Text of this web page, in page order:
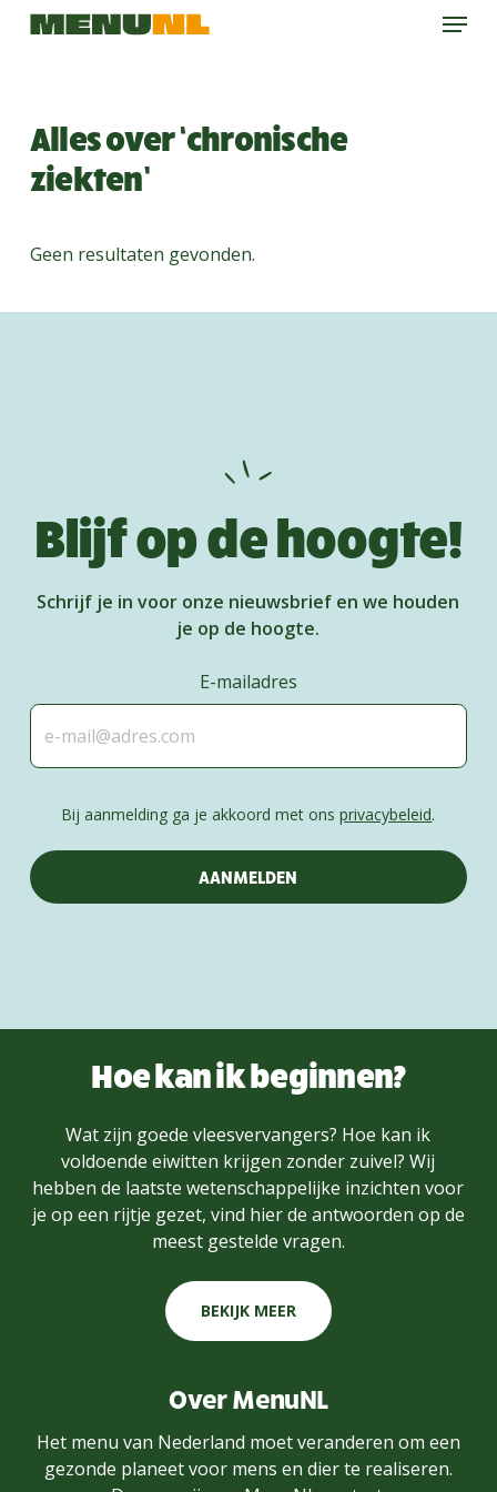
Skip
Menu
Alles over ‘chronische
ziekten’
Geen resultaten gevonden.
Blijf op de hoogte!
Schrijf je in voor onze nieuwsbrief en we houden
je op de hoogte.
E-mailadres
Bij aanmelding ga je akkoord met onsprivacybeleid.
Hoe kan ik beginnen?
Wat zijn goede vleesvervangers? Hoe kan ik
voldoende eiwitten krijgen zonder zuivel? Wij
hebben de laatste wetenschappelijke inzichten voor
je op een rijtje gezet, vind hier de antwoorden op de
meest gestelde vragen.
BEKIJK MEER
Over MenuNL
Het menu van Nederland moet veranderen om een
gezonde planeet voor mens en dier te realiseren.